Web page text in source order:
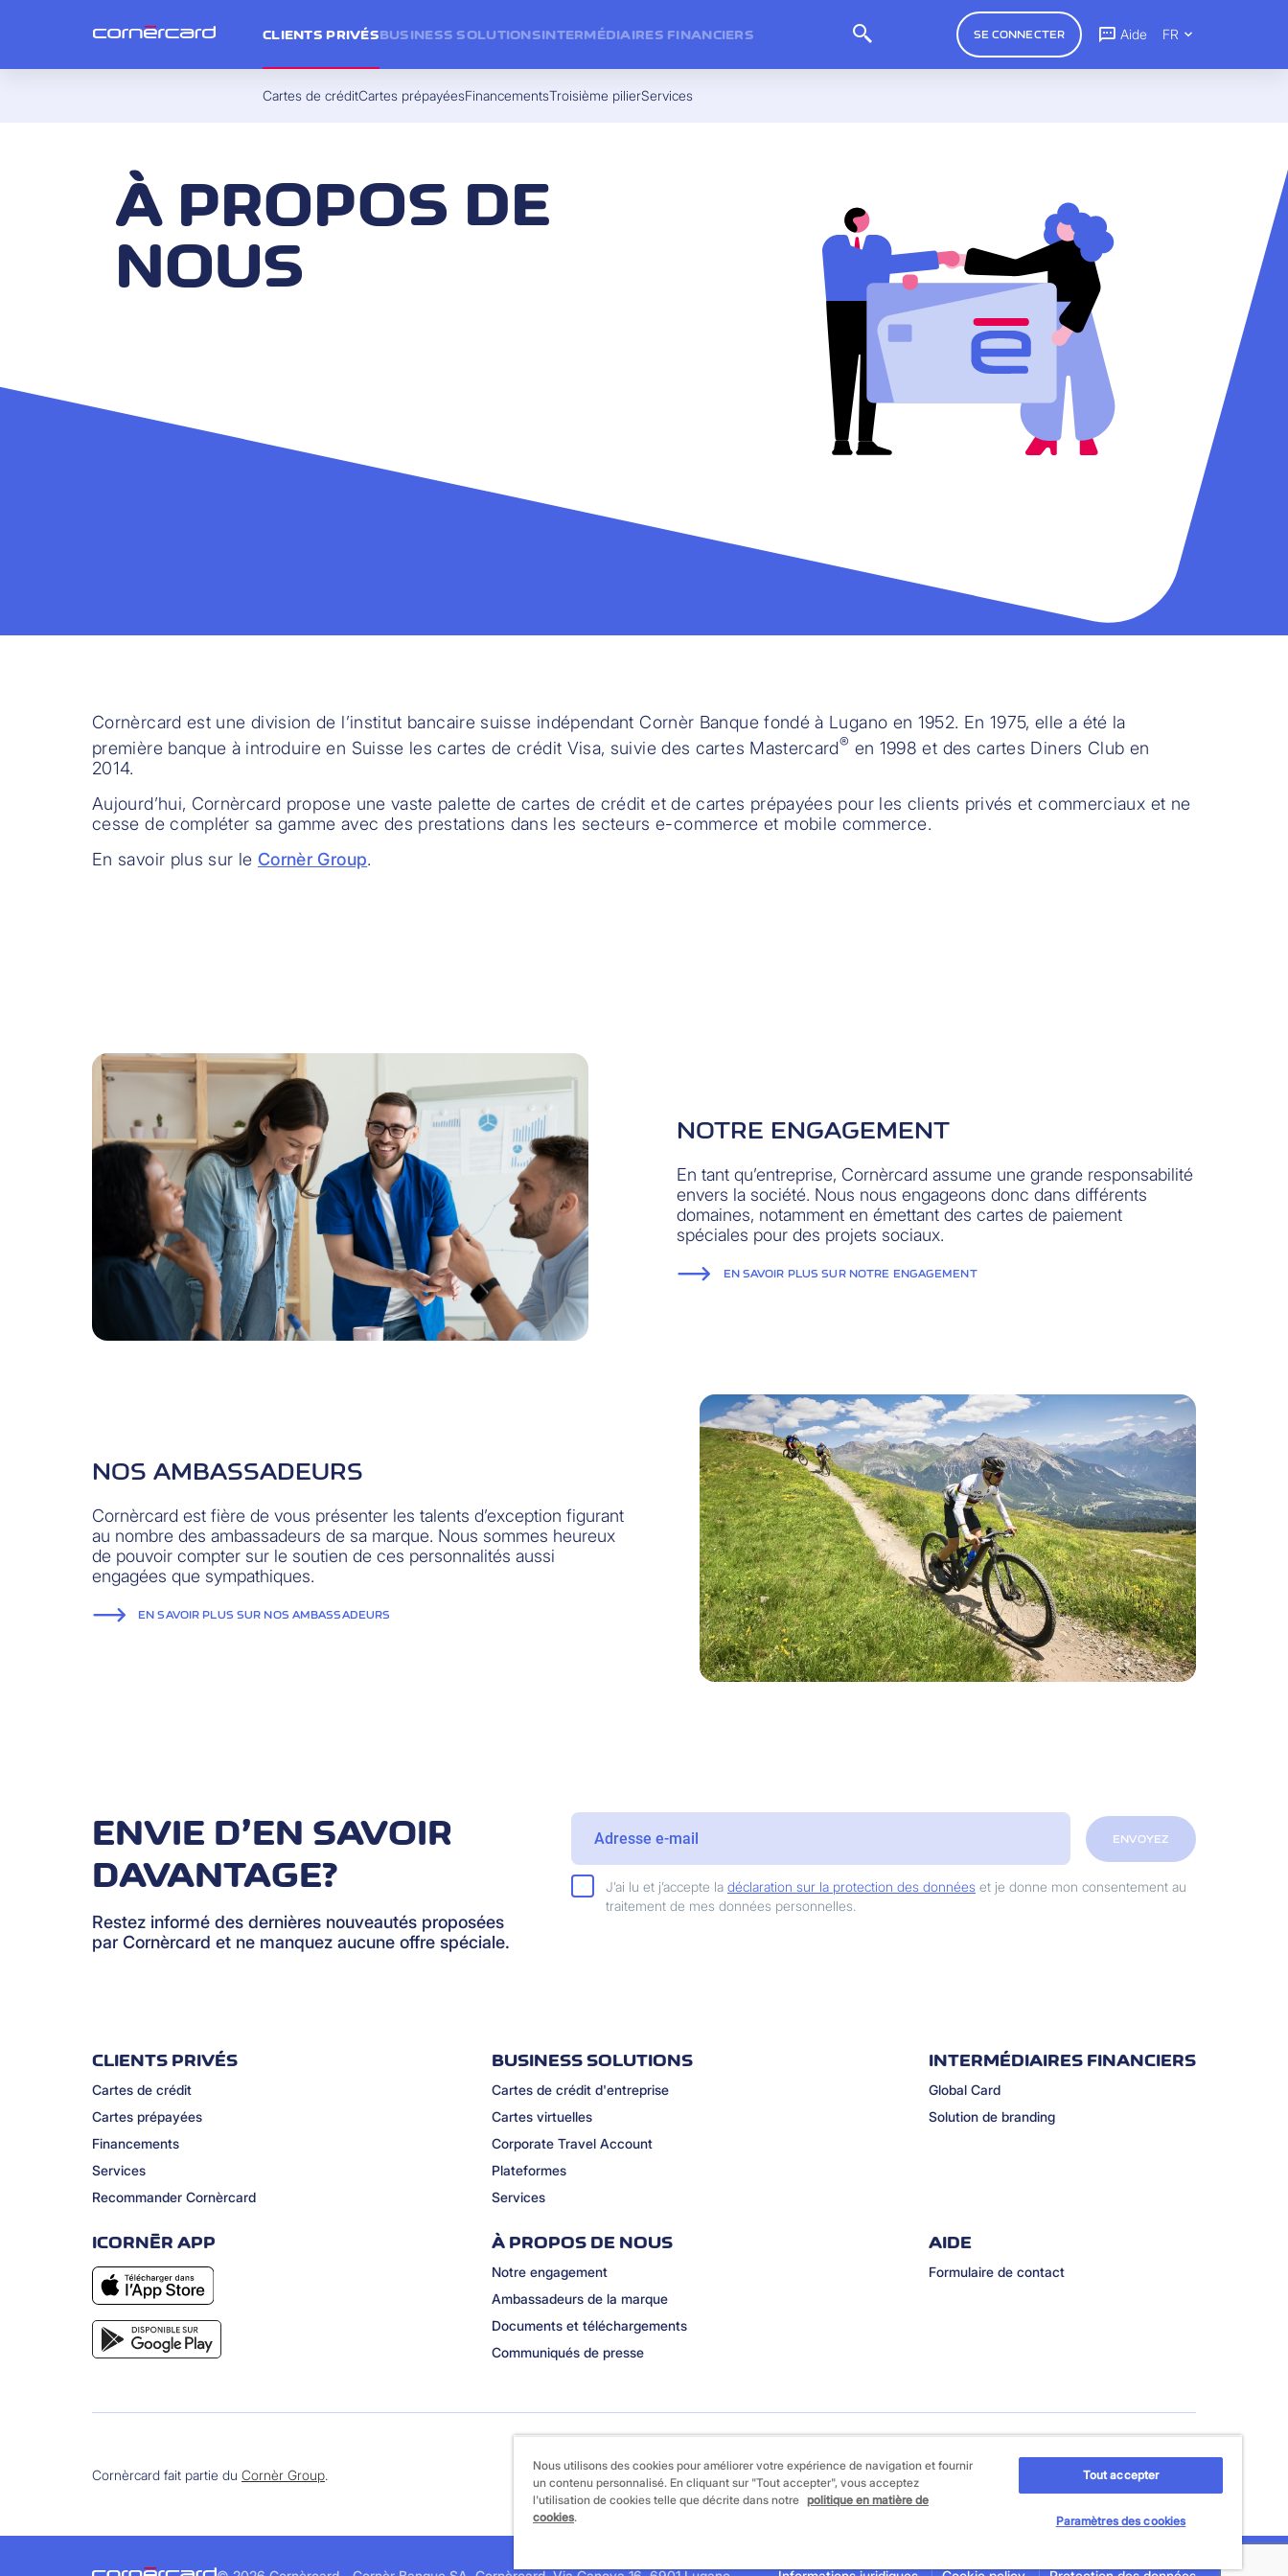
À PROPOS DE
NOUS
Cornèrcard est une division de l’institut bancaire suisse indépendant Cornèr Banque fondé à Lugano en 1952. En 1975, elle a été la
première banque à introduire en Suisse les cartes de crédit Visa, suivie des cartes Mastercard® en 1998 et des cartes Diners Club en
2014.
Aujourd’hui, Cornèrcard propose une vaste palette de cartes de crédit et de cartes prépayées pour les clients privés et commerciaux et ne
cesse de compléter sa gamme avec des prestations dans les secteurs e-commerce et mobile commerce.
En savoir plus sur le Cornèr Group.
NOTRE ENGAGEMENT
En tant qu’entreprise, Cornèrcard assume une grande responsabilité
envers la société. Nous nous engageons donc dans différents
domaines, notamment en émettant des cartes de paiement
spéciales pour des projets sociaux.
EN SAVOIR PLUS SUR NOTRE ENGAGEMENT
NOS AMBASSADEURS
Cornèrcard est fière de vous présenter les talents d’exception figurant
au nombre des ambassadeurs de sa marque. Nous sommes heureux
de pouvoir compter sur le soutien de ces personnalités aussi
engagées que sympathiques.
EN SAVOIR PLUS SUR NOS AMBASSADEURS
ENVIE D’EN SAVOIR
DAVANTAGE?
Restez informé des dernières nouveautés proposées
par Cornèrcard et ne manquez aucune offre spéciale.
J’ai lu et j’accepte la déclaration sur la protection des données et je donne mon consentement au
traitement de mes données personnelles.
ENVOYEZ
CLIENTS PRIVÉS
Cartes de crédit
Cartes prépayées
Financements
Services
Recommander Cornèrcard
BUSINESS SOLUTIONS
Cartes de crédit d'entreprise
Cartes virtuelles
Corporate Travel Account
Plateformes
Services
INTERMÉDIAIRES FINANCIERS
Global Card
Solution de branding
ICORNÈR APP À PROPOS DE NOUS
Notre engagement
Ambassadeurs de la marque
Documents et téléchargements
Communiqués de presse
AIDE
Formulaire de contact
Cornèrcard fait partie du Cornèr Group.
CLIENTS PRIVÉS
Cartes de créditCartes prépayéesFinancementsTroisième pilierServices
BUSINESS SOLUTIONSINTERMÉDIAIRES FINANCIERS SE CONNECTER Aide FR
Nous utilisons des cookies pour améliorer votre expérience de navigation et fournir
un contenu personnalisé. En cliquant sur "Tout accepter", vous acceptez
l'utilisation de cookies telle que décrite dans notre politique en matière de
cookies.
Tout accepter
Paramètres des cookies